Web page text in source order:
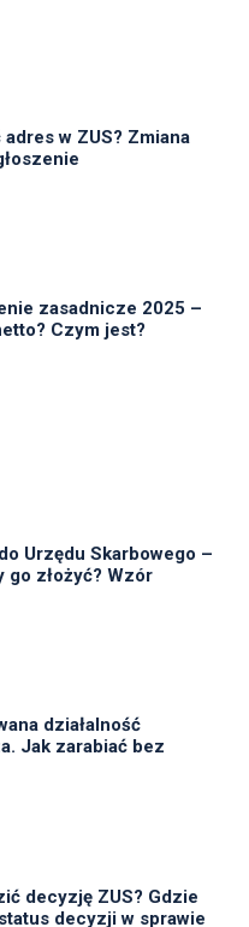
w ZUS? Zmiana
zasadnicze 2025 –
Czym jest?
Urzędu Skarbowego –
go złożyć? Wzór
działalność
Jak zarabiać bez
decyzję ZUS? Gdzie
decyzji w sprawie